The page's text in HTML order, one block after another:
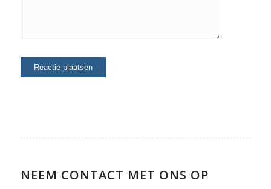
NEEM CONTACT MET ONS OP